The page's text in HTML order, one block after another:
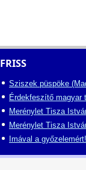
FRISS
Sziszek püspöke
Érdekfeszítő magyar
Merénylet Tisza
Merénylet Tisza
Imával a győzelemért!